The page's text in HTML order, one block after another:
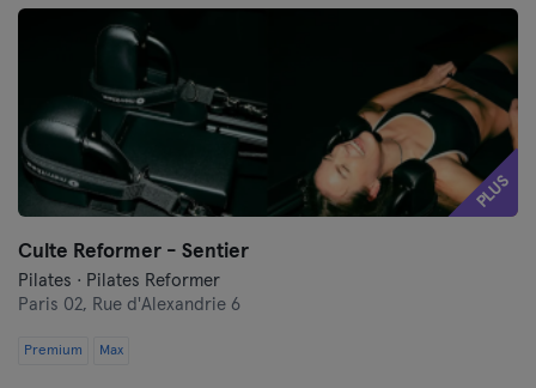
PLUS
Culte Reformer - Sentier
Pilates · Pilates Reformer
Paris 02, Rue d'Alexandrie 6
Premium Max